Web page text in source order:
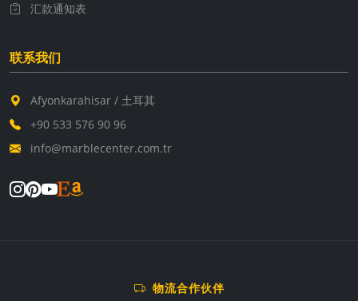
汇款通知表
联系我们
Afyonkarahisar / 土耳其
+90 533 576 90 96
info@marblecenter.com.tr
物流合作伙伴